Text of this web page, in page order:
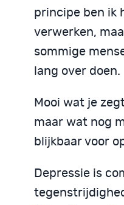
principe ben ik
verwerken,
sommige
lang over doen.
Mooi wat je
maar wat nog
blijkbaar voor
Depressie is